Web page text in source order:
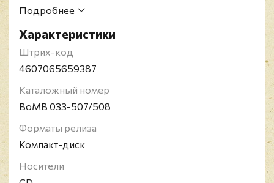
российский эстрадный певец, актёр. Заслуженный
Подробнее
Характеристики
Штрих-код
4607065659387
Каталожный номер
BoMB 033-507/508
Форматы релиза
Компакт-диск
Носители